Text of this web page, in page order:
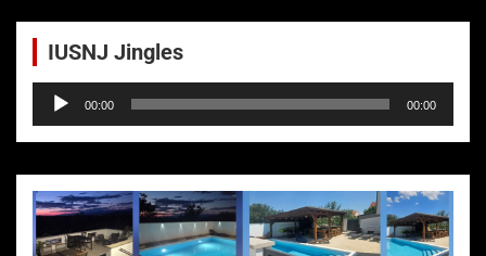
IUSNJ Jingles
Audio-
Player
00:00 00:00